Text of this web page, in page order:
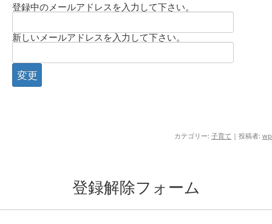
登録中のメールアドレスを入力して下さい。
新しいメールアドレスを入力して下さい。
カテゴリー: 子育て | 投稿者: wp
登録解除フォーム